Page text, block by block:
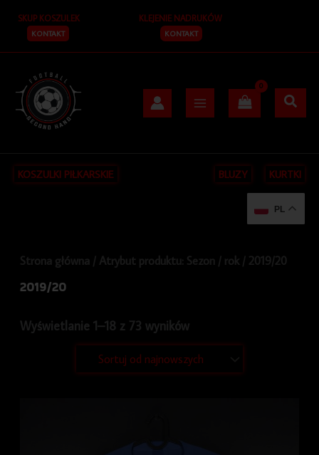
treści
SKUP KOSZULEK
KONTAKT
KLEJENIE NADRUKÓW
KONTAKT
KOSZULKI PIŁKARSKIE BLUZY KURTKI
u
Strona główna / Atrybut produktu: Sezon / rok / 2019/20
2019/20
Wyświetlanie 1–18 z 73 wyników
według
najnowszych
PL